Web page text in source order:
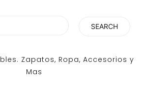
Zapatos, Ropa, Accesorios y
Mas